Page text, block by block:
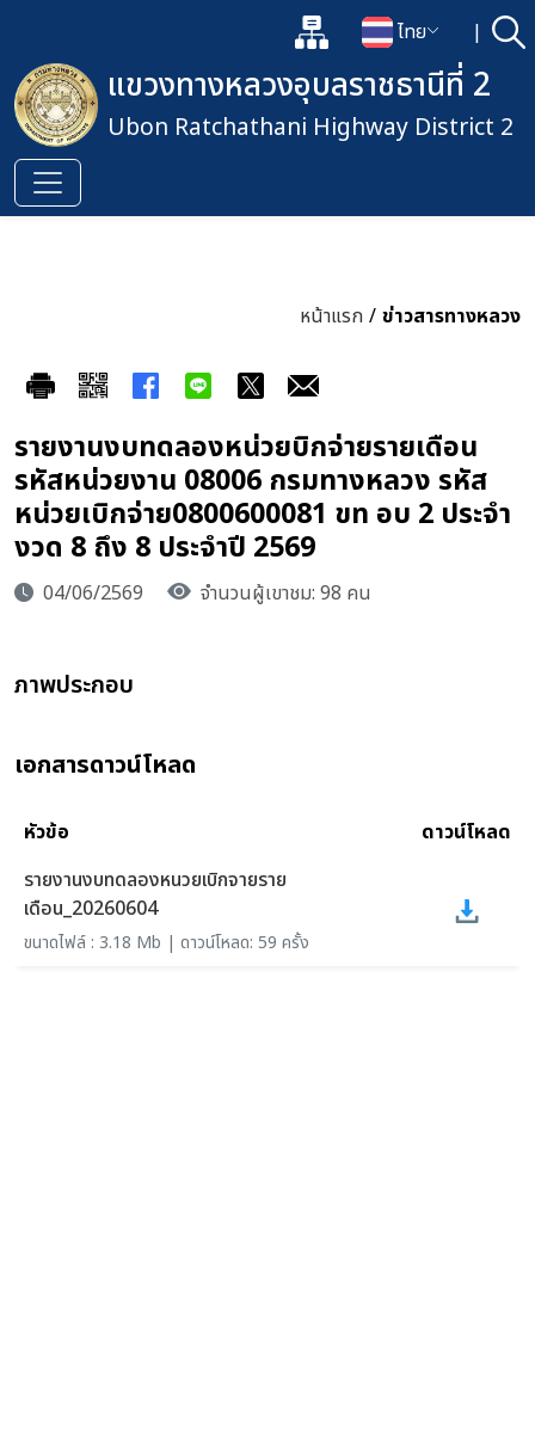
แผนผังเว็บไซต์
เปลี่ยนภาษา
ไทย | ค้
เปิดกล่องค้นหาข้อมูลหลักของเ
แขวงทางหลวงอุบลราชธานีที่ 2
Ubon Ratchathani Highway District 2
หน้าแรก / ข่าวสารทางหลวง
รายงานงบทดลองหน่วยบิกจ่ายรายเดือน
รหัสหน่วยงาน 08006 กรมทางหลวง รหัส
หน่วยเบิกจ่าย0800600081 ขท อบ 2 ประจำ
งวด 8 ถึง 8 ประจำปี 2569
04/06/2569 จำนวนผู้เขาชม: 98 คน
ภาพประกอบ
เอกสารดาวน์โหลด
หัวข้อ
ดาวน์โหลด
รายงานงบทดลองหนวยเบิกจายราย
เดือน_20260604
ขนาดไฟล์ : 3.18 Mb | ดาวน์โหลด: 59 ครั้ง